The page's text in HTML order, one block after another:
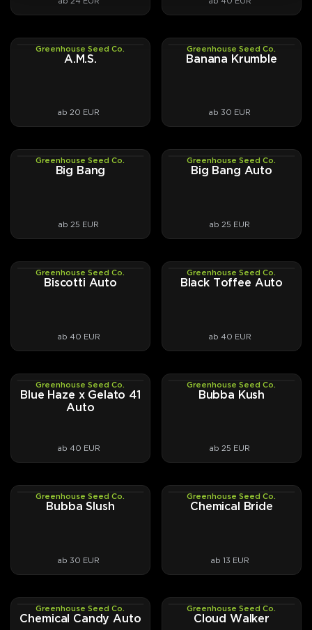
automatisch blühende Varianten und CBD-Linien
Mehr zur Geschichte von Greenhouse Seed Co.
DrGreen kaufen.
PHOTOFEM
Greenhouse Seed Co.
A.M.S.
ab 20 EUR
PHOTOFEM
Greenhouse Seed Co.
Banana Krumble
ab 30 EUR
PHOTOFEM
Greenhouse Seed Co.
Big Bang
ab 25 EUR
AUTOFEM
Greenhouse Seed Co.
Big Bang Auto
ab 25 EUR
AUTOFEM
Greenhouse Seed Co.
Biscotti Auto
ab 40 EUR
AUTOFEM
Greenhouse Seed Co.
Black Toffee Auto
ab 40 EUR
AUTOFEM
Greenhouse Seed Co.
Blue Haze x Gelato 41
Auto
ab 40 EUR
PHOTOFEM
Greenhouse Seed Co.
Bubba Kush
ab 25 EUR
PHOTOFEM
Greenhouse Seed Co.
Bubba Slush
ab 30 EUR
PHOTOFEM
Greenhouse Seed Co.
Chemical Bride
ab 13 EUR
AUTOFEM
Greenhouse Seed Co.
Chemical Candy Auto
PHOTOFEM
Greenhouse Seed Co.
Cloud Walker